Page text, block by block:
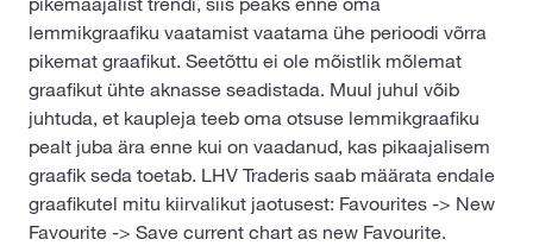
lemmikgraafiku vaatamist vaatama ühe perioodi võrra
pikemat graafikut. Seetõttu ei ole mõistlik mõlemat
graafikut ühte aknasse seadistada. Muul juhul võib
juhtuda, et kaupleja teeb oma otsuse lemmikgraafiku
pealt juba ära enne kui on vaadanud, kas pikaajalisem
graafik seda toetab. LHV Traderis saab määrata endale
graafikutel mitu kiirvalikut jaotusest: Favourites -> New
Favourite -> Save current chart as new Favourite.